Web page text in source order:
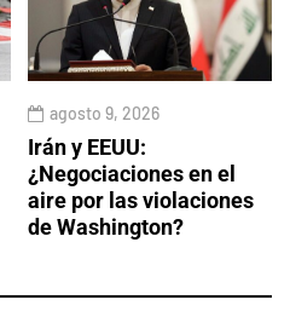
agosto 9, 2026
Irán y EEUU:
¿Negociaciones en el
aire por las violaciones
de Washington?